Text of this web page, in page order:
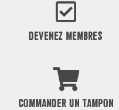
DEVENEZ MEMBRES
COMMANDER UN TAMPON